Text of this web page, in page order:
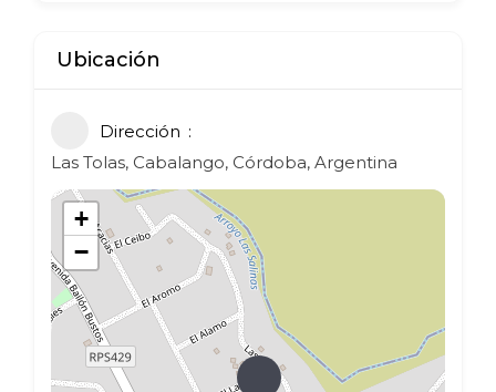
Ubicación
Dirección
Las Tolas, Cabalango, Córdoba, Argentina
+
−